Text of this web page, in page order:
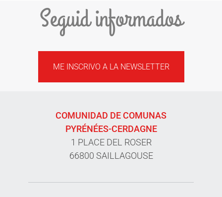
Seguid informados
ME INSCRIVO A LA NEWSLETTER
COMUNIDAD DE COMUNAS
PYRÉNÉES-CERDAGNE
1 PLACE DEL ROSER
66800 SAILLAGOUSE